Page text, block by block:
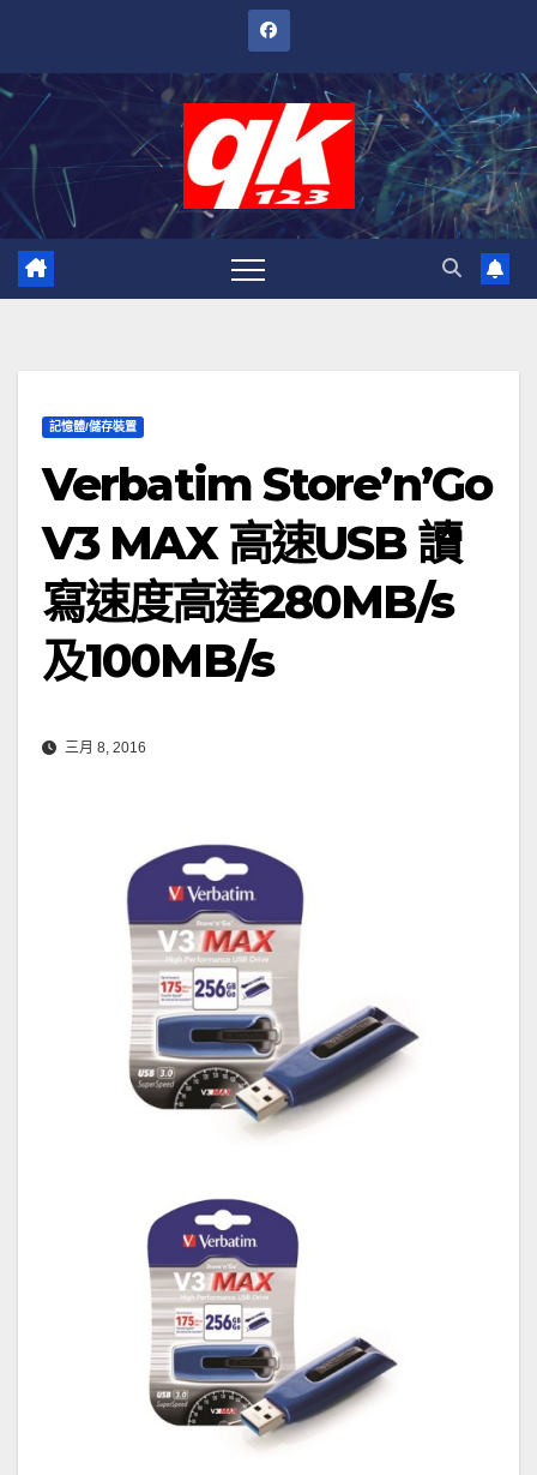
內
記憶體/儲存裝置
Verbatim Store’n’Go
V3 MAX 高速USB 讀
寫速度高達280MB/s
及100MB/s
三月 8, 2016